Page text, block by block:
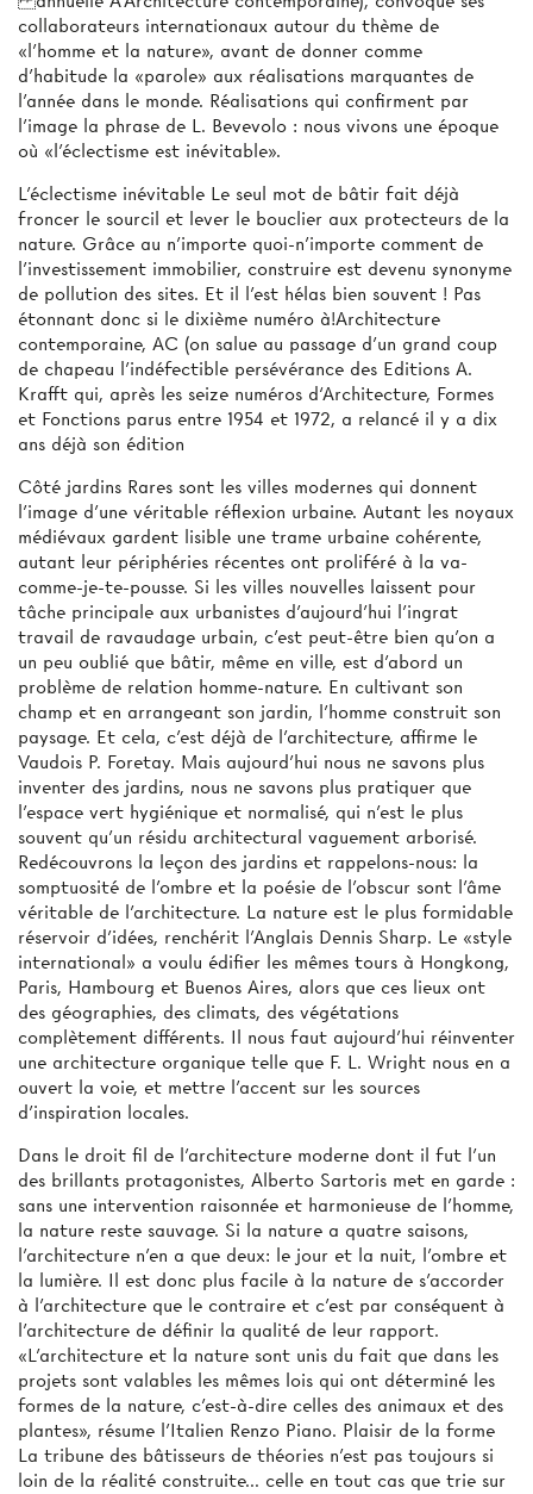
collaborateurs internationaux autour du thème de
«l'homme et la nature», avant de donner comme
d'habitude la «parole» aux réalisations marquantes de
l'année dans le monde. Réalisations qui confirment par
l'image la phrase de L. Bevevolo : nous vivons une époque
où «l'éclectisme est inévitable».
L'éclectisme inévitable Le seul mot de bâtir fait déjà
froncer le sourcil et lever le bouclier aux protecteurs de la
nature. Grâce au n'importe quoi-n'importe comment de
l'investissement immobilier, construire est devenu synonyme
de pollution des sites. Et il l'est hélas bien souvent ! Pas
étonnant donc si le dixième numéro à!Architecture
contemporaine, AC (on salue au passage d'un grand coup
de chapeau l'indéfectible persévérance des Editions A.
Krafft qui, après les seize numéros d‘Architecture, Formes
et Fonctions parus entre 1954 et 1972, a relancé il y a dix
ans déjà son édition
Côté jardins Rares sont les villes modernes qui donnent
l'image d'une véritable réflexion urbaine. Autant les noyaux
médiévaux gardent lisible une trame urbaine cohérente,
autant leur périphéries récentes ont proliféré à la va-
comme-je-te-pousse. Si les villes nouvelles laissent pour
tâche principale aux urbanistes d'aujourd'hui l'ingrat
travail de ravaudage urbain, c'est peut-être bien qu'on a
un peu oublié que bâtir, même en ville, est d'abord un
problème de relation homme-nature. En cultivant son
champ et en arrangeant son jardin, l'homme construit son
paysage. Et cela, c'est déjà de l'architecture, affirme le
Vaudois P. Foretay. Mais aujourd'hui nous ne savons plus
inventer des jardins, nous ne savons plus pratiquer que
l'espace vert hygiénique et normalisé, qui n'est le plus
souvent qu'un résidu architectural vaguement arborisé.
Redécouvrons la leçon des jardins et rappelons-nous: la
somptuosité de l'ombre et la poésie de l'obscur sont l'âme
véritable de l'architecture. La nature est le plus formidable
réservoir d'idées, renchérit l'Anglais Dennis Sharp. Le «style
international» a voulu édifier les mêmes tours à Hongkong,
Paris, Hambourg et Buenos Aires, alors que ces lieux ont
des géographies, des climats, des végétations
complètement différents. Il nous faut aujourd'hui réinventer
une architecture organique telle que F. L. Wright nous en a
ouvert la voie, et mettre l'accent sur les sources
d'inspiration locales.
Dans le droit fil de l'architecture moderne dont il fut l'un
des brillants protagonistes, Alberto Sartoris met en garde :
sans une intervention raisonnée et harmonieuse de l'homme,
la nature reste sauvage. Si la nature a quatre saisons,
l'architecture n'en a que deux: le jour et la nuit, l'ombre et
la lumière. Il est donc plus facile à la nature de s'accorder
à l'architecture que le contraire et c'est par conséquent à
l'architecture de définir la qualité de leur rapport.
«L'architecture et la nature sont unis du fait que dans les
projets sont valables les mêmes lois qui ont déterminé les
formes de la nature, c'est-à-dire celles des animaux et des
plantes», résume l'Italien Renzo Piano. Plaisir de la forme
La tribune des bâtisseurs de théories n'est pas toujours si
loin de la réalité construite... celle en tout cas que trie sur